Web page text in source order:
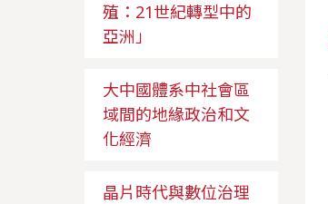
殖：21世紀轉型中的
亞洲」
大中國體系中社會區
域間的地緣政治和文
化經濟
晶片時代與數位治理